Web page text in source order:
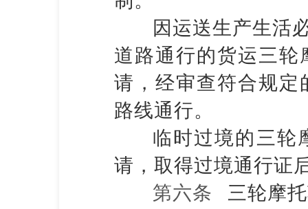
因运送生产生活
道路通行的货运三轮
请，经审查符合规定
路线通行。
临时过境的三轮
请，取得过境通行证
第六条
三轮摩